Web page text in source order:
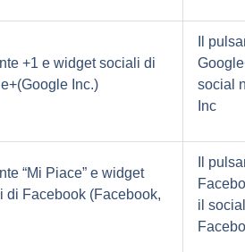
+1 e widget sociali di
Inc.)
Il
social
Inc
“Mi Piace” e widget
di Facebook (Facebook,
Il
il